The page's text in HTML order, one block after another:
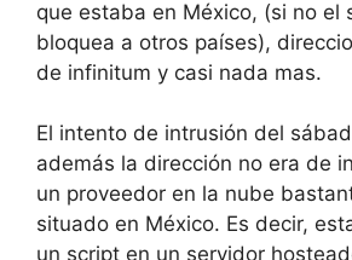
que estaba en México, (si no el
bloquea a otros países),
de infinitum y casi nada mas.
El intento de intrusión del
además la dirección no era de
un proveedor en la nube
situado en México. Es decir,
un script en un servidor